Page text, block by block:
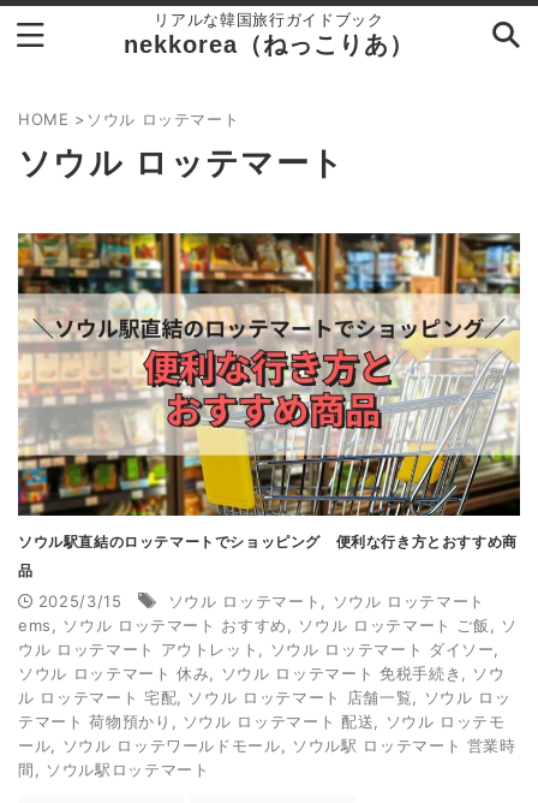
リアルな韓国旅行ガイドブック
nekkorea（ねっこりあ）
HOME > ソウル ロッテマート
ソウル ロッテマート
ソウル駅直結のロッテマートでショッピング 便利な行き方とおすすめ商
品
2025/3/15 ソウル ロッテマート
ソウル ロッテマート
ems
ソウル ロッテマート おすすめ ソウル ロッテマート ご飯
ソ
ウル ロッテマート アウトレット
ソウル ロッテマート ダイソー
ソウル ロッテマート 休み
ソウル ロッテマート 免税手続き
ソウ
ル ロッテマート 宅配
ソウル ロッテマート 店舗一覧
ソウル ロッ
テマート 荷物預かり
ソウル ロッテマート 配送
ソウル ロッテモ
ール
ソウル ロッテワールドモール
ソウル駅 ロッテマート 営業時
間
ソウル駅ロッテマート